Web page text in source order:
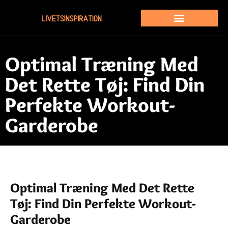
Optimal Træning Med
Det Rette Tøj: Find Din
Perfekte Workout-
Garderobe
Optimal Træning Med Det Rette
Tøj: Find Din Perfekte Workout-
Garderobe